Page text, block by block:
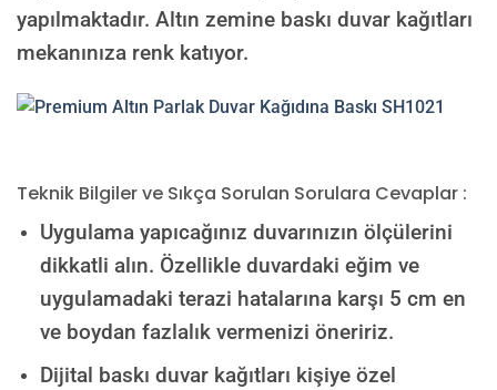
yapılmaktadır. Altın zemine baskı duvar kağıtları
mekanınıza renk katıyor.
Teknik Bilgiler ve Sıkça Sorulan Sorulara Cevaplar :
Uygulama yapıcağınız duvarınızın ölçülerini
dikkatli alın. Özellikle duvardaki eğim ve
uygulamadaki terazi hatalarına karşı 5 cm en
ve boydan fazlalık vermenizi öneririz.
Dijital baskı duvar kağıtları kişiye özel